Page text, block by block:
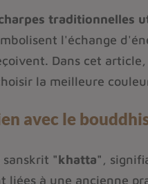
traditionnelles
l'échange
Dans cet
la meilleure
avec le
"khatta" ,
liées à une ancienne